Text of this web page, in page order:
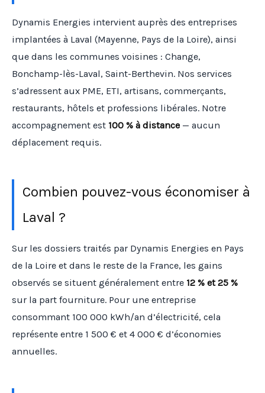
Dynamis Energies intervient auprès des entreprises
implantées à Laval (Mayenne, Pays de la Loire), ainsi
que dans les communes voisines : Change,
Bonchamp-lès-Laval, Saint-Berthevin. Nos services
s’adressent aux PME, ETI, artisans, commerçants,
restaurants, hôtels et professions libérales. Notre
accompagnement est 100 % à distance — aucun
déplacement requis.
Combien pouvez-vous économiser à
Laval ?
Sur les dossiers traités par Dynamis Energies en Pays
de la Loire et dans le reste de la France, les gains
observés se situent généralement entre 12 % et 25 %
sur la part fourniture. Pour une entreprise
consommant 100 000 kWh/an d’électricité, cela
représente entre 1 500 € et 4 000 € d’économies
annuelles.